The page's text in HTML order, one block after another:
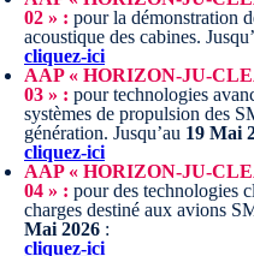
02 » : pour la démonstration
acoustique des cabines.
cliquez-ici
AAP « HORIZON-JU-
03 » : pour technologies
systèmes de propulsion des
génération. Jusqu’au 19 Mai
cliquez-ici
AAP « HORIZON-JU-
04 » : pour des technologies
charges destiné aux avions
Mai 2026 :
cliquez-ici